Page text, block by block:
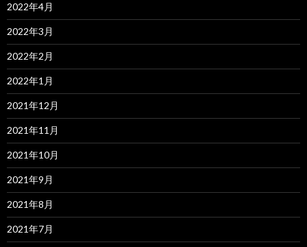
2022年4月
2022年3月
2022年2月
2022年1月
2021年12月
2021年11月
2021年10月
2021年9月
2021年8月
2021年7月